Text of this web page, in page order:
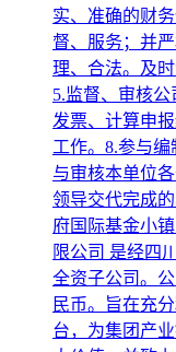
实、准确的财
督、服务；并
理、合法。及
5.监督、审核
发票、计算申
工作。8.参与
与审核本单位
领导交代完成
府国际基金小
限公司 是经四
全资子公司。
民币。旨在充
台，为集团产